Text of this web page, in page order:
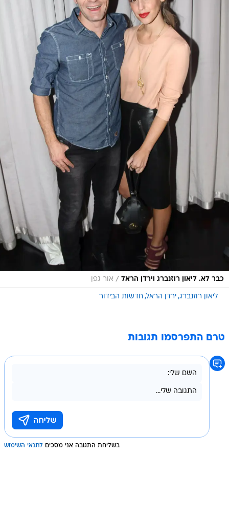
כבר לא. ליאון רוזנברג וירדן הראל / אור גפן
ליאון רוזנברג ירדן הראל חדשות הבידור
טרם התפרסמו תגובות
בשליחת התגובה אני מסכים לתנאי השימוש